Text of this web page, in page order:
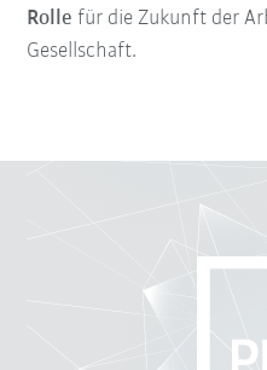
Rolle für die Zukunft der
Gesellschaft.